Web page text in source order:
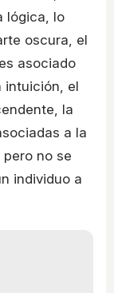
lógica, lo
oscura, el
asociado
intuición, el
la
a la
no se
individuo a